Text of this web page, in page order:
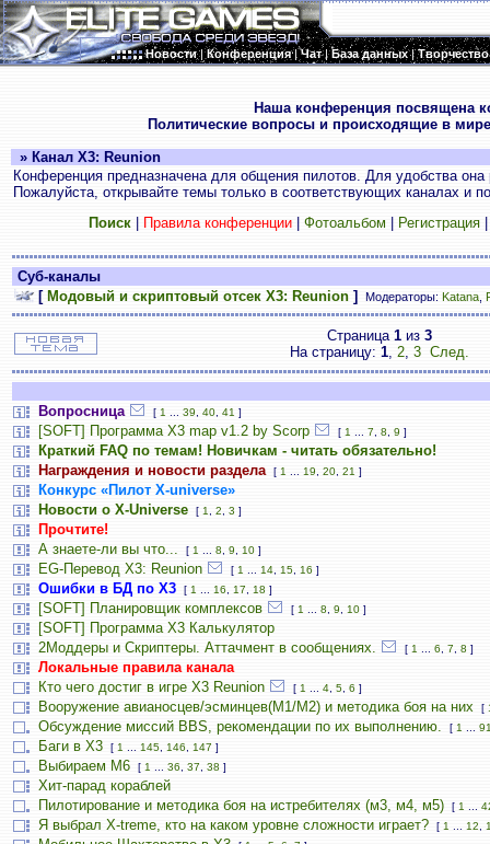
Новости|Конференция|Чат|База данных|Творчество
Наша конференция посвящена
Политические вопросы и происходящие в
» Канал X3: Reunion
Конференция предназначена для общения пилотов. Для удобства
Пожалуйста, открывайте темы только в соответствующих каналах и
Поиск| Правила конференции| Фотоальбом Регистрация
Суб-каналы
[ Модовый и скриптовый отсек X3: Reunion ] Модераторы: Katana
Страница 1 из 3
На страницу: 1, 2, 3 След.
Вопросница [ 1 39 40 41 ]
[SOFT] Программа X3 map v1.2 by Scorp [ 1 7 8 9 ]
Краткий FAQ по темам! Новичкам - читать обязательно!
Награждения и новости раздела
[ 1 19 20 21 ]
Конкурс «Пилот Х-universe»
Новости о X-Universe
[ 1 2 3 ]
Прочтите!
А знаете-ли вы что...
[ 1 8 9 10 ]
EG-Перевод X3: Reunion [ 1 14 15 16 ]
Ошибки в БД по Х3 [ 1 16 17 18 ]
[SOFT] Планировщик комплексов [ 1 8 9 10 ]
[SOFT] Программа X3 Калькулятор
2Моддеры и Скриптеры. Аттачмент в сообщениях.
[ 1 6 7 8 ]
Локальные правила канала
Кто чего достиг в игре Х3 Reunion
[ 1 4 5 6 ]
Вооружение авианосцев/эсминцев(М1/М2) и методика боя на них [
Обсуждение миссий BBS, рекомендации по их выполнению. [ 1
Баги в Х3 [ 1 145 146 147 ]
Выбираем M6 [ 1 36 37 38 ]
Хит-парад кораблей
Пилотирование и методика боя на истребителях (м3, м4, м5)
[ 1
Я выбрал X-treme, кто на каком уровне сложности играет? [ 1 12